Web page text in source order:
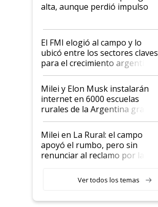
que de una dura crisis salió
de Milei
alta, aunque perdió impulso
El FMI elogió al campo y lo
ubicó entre los sectores claves
para el crecimiento argentino
Milei y Elon Musk instalarán
internet en 6000 escuelas
rurales de la Argentina gracias
a un acuerdo con Starlink
Milei en La Rural: el campo
apoyó el rumbo, pero sin
renunciar al reclamo por las
Ver todos los temas